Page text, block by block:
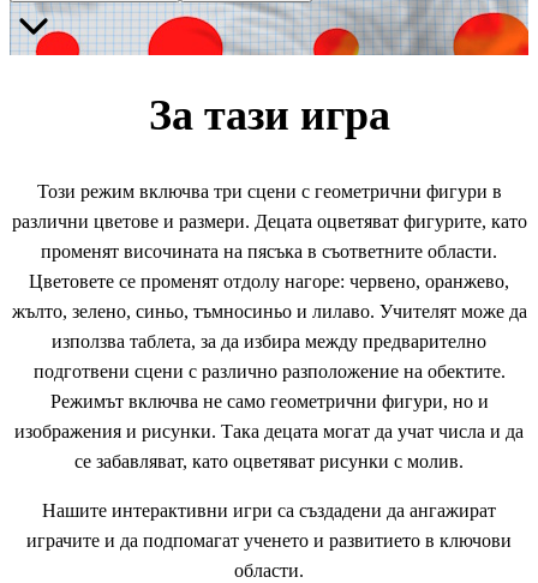
За тази игра
Този режим включва три сцени с геометрични фигури в
различни цветове и размери. Децата оцветяват фигурите, като
променят височината на пясъка в съответните области.
Цветовете се променят отдолу нагоре: червено, оранжево,
жълто, зелено, синьо, тъмносиньо и лилаво. Учителят може да
използва таблета, за да избира между предварително
подготвени сцени с различно разположение на обектите.
Режимът включва не само геометрични фигури, но и
изображения и рисунки. Така децата могат да учат числа и да
се забавляват, като оцветяват рисунки с молив.
Нашите интерактивни игри са създадени да ангажират
играчите и да подпомагат ученето и развитието в ключови
области.